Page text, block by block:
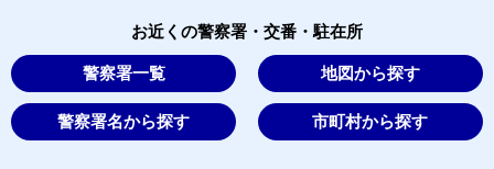
お近くの警察署・交番・駐在所
警察署一覧 地図から探す
警察署名から探す 市町村から探す